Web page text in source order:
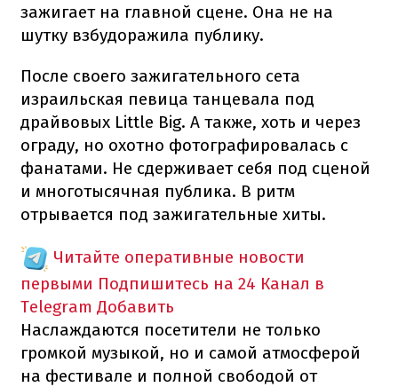
зажигает на главной сцене. Она не на
шутку взбудоражила публику.
После своего зажигательного сета
израильская певица танцевала под
драйвовых Little Big. А также, хоть и через
ограду, но охотно фотографировалась с
фанатами. Не сдерживает себя под сценой
и многотысячная публика. В ритм
отрывается под зажигательные хиты.
Читайте оперативные новости
первыми Подпишитесь на 24 Канал в
Telegram Добавить
Наслаждаются посетители не только
громкой музыкой, но и самой атмосферой
на фестивале и полной свободой от